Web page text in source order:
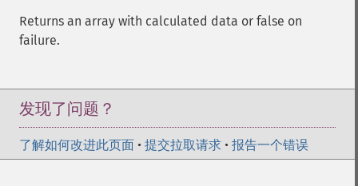
Returns an array with calculated data or false on
failure.
发现了问题？
了解如何改进此页面 • 提交拉取请求 • 报告一个错误